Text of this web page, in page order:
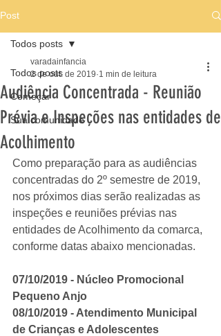
Post
Todos posts
Começar
Sua comunidade
Todos posts
Audiência Concentrada - Reunião
Prévia e Inspeções nas entidades de
Acolhimento
varadainfancia
2 de out. de 2019 1 min de leitura
Como preparação para as audiências
concentradas do 2º semestre de 2019,
nos próximos dias serão realizadas as
inspeções e reuniões prévias nas
entidades de Acolhimento da comarca,
conforme datas abaixo mencionadas.
07/10/2019 - Núcleo Promocional
Pequeno Anjo
08/10/2019 - Atendimento Municipal
de Crianças e Adolescentes